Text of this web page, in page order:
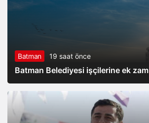
Batman 19 saat önce
Batman Belediyesi işçilerine ek zam